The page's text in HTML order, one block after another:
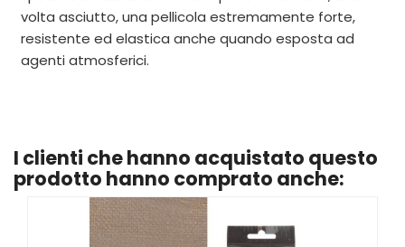
volta asciutto, una pellicola estremamente forte,
resistente ed elastica anche quando esposta ad
agenti atmosferici.
I clienti che hanno acquistato questo
prodotto hanno comprato anche: